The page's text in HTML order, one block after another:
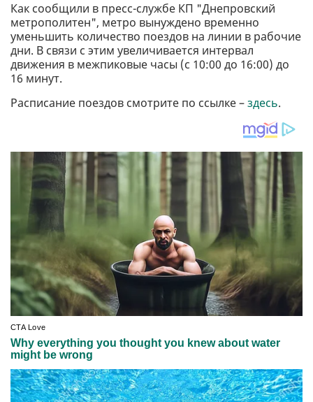
Как сообщили в пресс-службе КП "Днепровский
метрополитен", метро вынуждено временно
уменьшить количество поездов на линии в рабочие
дни. В связи с этим увеличивается интервал
движения в межпиковые часы (с 10:00 до 16:00) до
16 минут.
Расписание поездов смотрите по ссылке –здесь.